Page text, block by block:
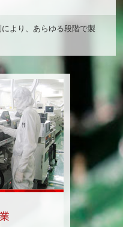
より、あらゆる段階で製